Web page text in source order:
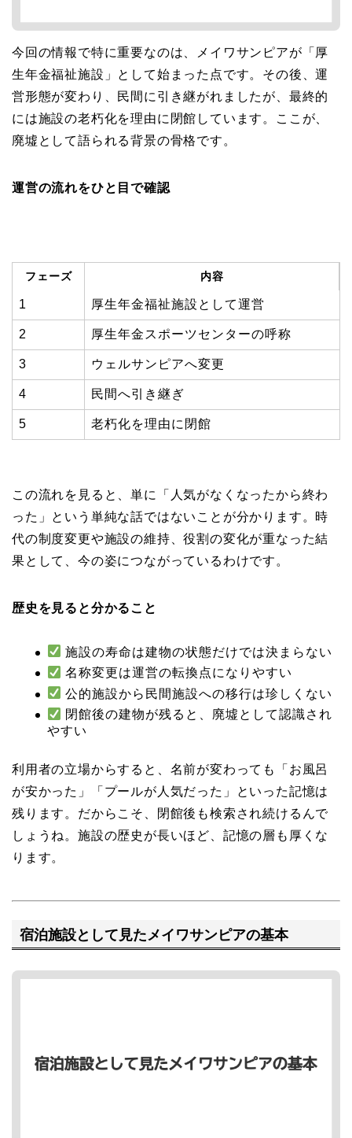
今回の情報で特に重要なのは、メイワサンピアが「厚
生年金福祉施設」として始まった点です。その後、運
営形態が変わり、民間に引き継がれましたが、最終的
には施設の老朽化を理由に閉館しています。ここが、
廃墟として語られる背景の骨格です。
運営の流れをひと目で確認
フェーズ 内容
1 厚生年金福祉施設として運営
2 厚生年金スポーツセンターの呼称
3 ウェルサンピアへ変更
4 民間へ引き継ぎ
5 老朽化を理由に閉館
この流れを見ると、単に「人気がなくなったから終わ
った」という単純な話ではないことが分かります。時
代の制度変更や施設の維持、役割の変化が重なった結
果として、今の姿につながっているわけです。
歴史を見ると分かること
施設の寿命は建物の状態だけでは決まらない
名称変更は運営の転換点になりやすい
公的施設から民間施設への移行は珍しくない
閉館後の建物が残ると、廃墟として認識され
やすい
利用者の立場からすると、名前が変わっても「お風呂
が安かった」「プールが人気だった」といった記憶は
残ります。だからこそ、閉館後も検索され続けるんで
しょうね。施設の歴史が長いほど、記憶の層も厚くな
ります。
宿泊施設として見たメイワサンピアの基本